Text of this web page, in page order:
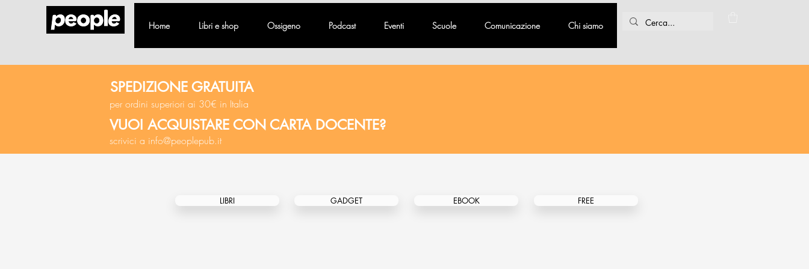
Home Libri e shop Ossigeno Podcast Eventi Scuole Comunicazione Chi siamo
SPEDIZIONE GRATUITA
per ordini superiori ai 30€ in Italia
VUOI ACQUISTARE CON CARTA DOCENTE?
scrivici a info@peoplepub.it
LIBRI GADGET EBOOK FREE